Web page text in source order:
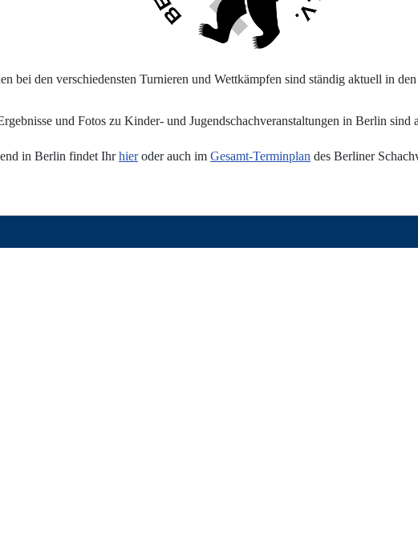
bei den verschiedensten Turnieren und Wettkämpfen sind ständig aktuell in den
und Fotos zu Kinder- und Jugendschachveranstaltungen in Berlin sind
in Berlin findet Ihrhieroder auch im Gesamt-Terminplan des Berliner